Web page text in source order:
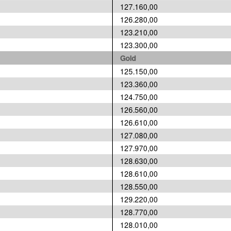
127.160,00
126.280,00
123.210,00
123.300,00
Gold
125.150,00
123.360,00
124.750,00
126.560,00
126.610,00
127.080,00
127.970,00
128.630,00
128.610,00
128.550,00
129.220,00
128.770,00
128.010,00